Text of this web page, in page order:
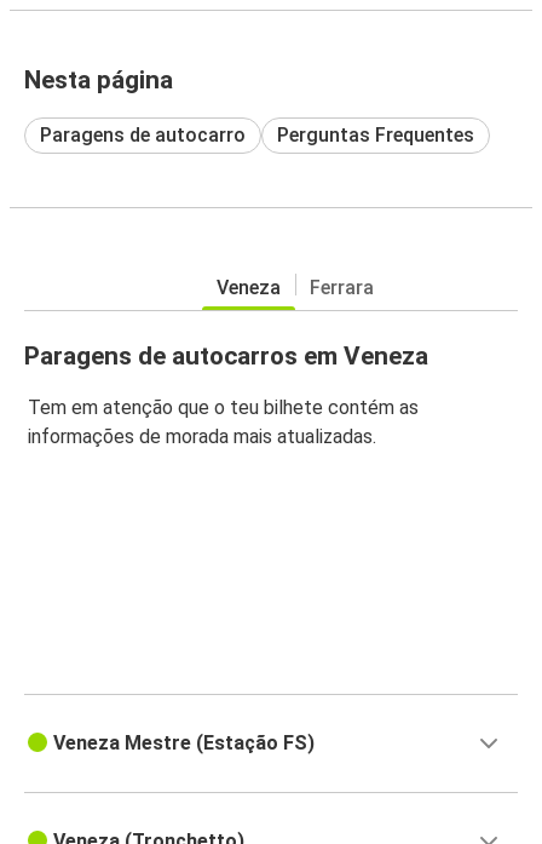
Nesta página
Paragens de autocarro Perguntas Frequentes
Veneza Ferrara
Paragens de autocarros em Veneza
Tem em atenção que o teu bilhete contém as
informações de morada mais atualizadas.
Veneza Mestre (Estação FS)